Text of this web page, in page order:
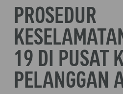
PROSEDUR
19 DI PUSAT
PELANGGAN